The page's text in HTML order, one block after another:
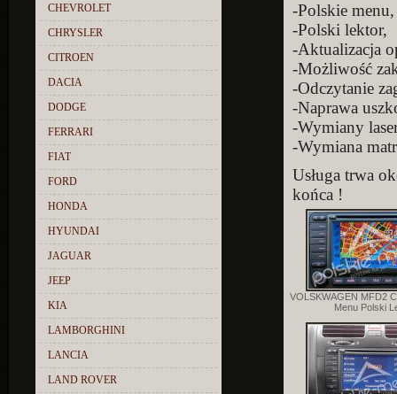
CHEVROLET
CHRYSLER
CITROEN
DACIA
DODGE
FERRARI
FIAT
FORD
HONDA
HYUNDAI
JAGUAR
JEEP
KIA
LAMBORGHINI
LANCIA
LAND ROVER
-Polskie menu,
-Polski lektor,
-Aktualizacja
-Możliwość
-Odczytanie
-Naprawa
-Wymiany
-Wymiana
Usługa trwa
końca !
VOLSKWAGEN MFD2
Menu Polski